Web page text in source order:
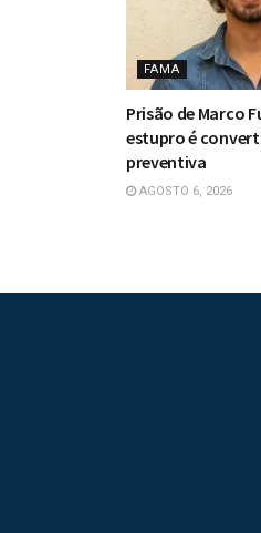
FAMA
Prisão de Marco
estupro é
preventiva
AGOSTO 6, 2026